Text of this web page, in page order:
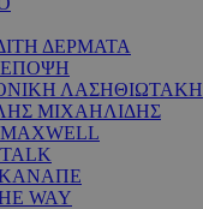
ΔΕΡΜΑΤΑ
ΕΠΟΨΗ
ΛΑΣΗΘΙΩΤΑΚΗ
ΜΙΧΑΗΛΙΔΗΣ
WAY